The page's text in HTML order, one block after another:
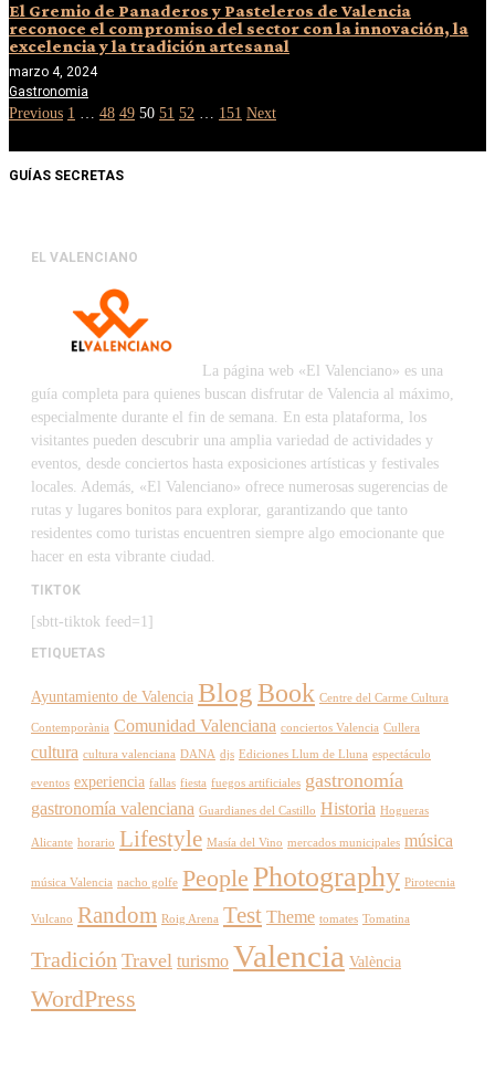
El Gremio de Panaderos y Pasteleros de Valencia
reconoce el compromiso del sector con la innovación, la
excelencia y la tradición artesanal
marzo 4, 2024
Gastronomia
Previous 1 … 48 49 50 51 52 … 151 Next
GUÍAS SECRETAS
EL VALENCIANO
La página web «El Valenciano» es una
guía completa para quienes buscan disfrutar de Valencia al máximo,
especialmente durante el fin de semana. En esta plataforma, los
visitantes pueden descubrir una amplia variedad de actividades y
eventos, desde conciertos hasta exposiciones artísticas y festivales
locales. Además, «El Valenciano» ofrece numerosas sugerencias de
rutas y lugares bonitos para explorar, garantizando que tanto
residentes como turistas encuentren siempre algo emocionante que
hacer en esta vibrante ciudad.
TIKTOK
[sbtt-tiktok feed=1]
ETIQUETAS
Ayuntamiento de Valencia BlogBook Centre del Carme Cultura
Contemporània Comunidad Valenciana conciertos Valencia Cullera
cultura cultura valenciana DANA djs Ediciones Llum de Lluna espectáculo
eventos experiencia fallas fiesta fuegos artificiales gastronomía
gastronomía valenciana Guardianes del Castillo Historia Hogueras
Alicante horario Lifestyle Masía del Vino mercados municipales música
música Valencia nacho golfe People Photography Pirotecnia
Vulcano Random Roig Arena Test Theme tomates Tomatina
Tradición Travel turismo Valencia València
WordPress